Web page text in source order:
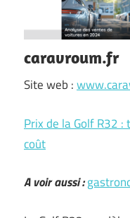
caravroum.fr
Site web :
Prix de la Golf R32
coût
A voir aussi :